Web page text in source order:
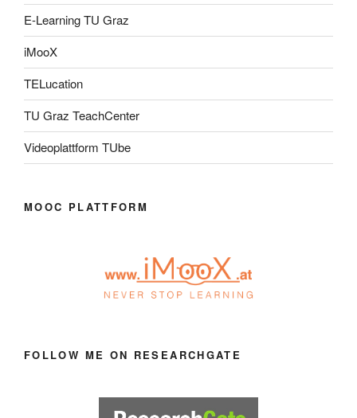
E-Learning TU Graz
iMooX
TELucation
TU Graz TeachCenter
Videoplattform TUbe
MOOC PLATTFORM
FOLLOW ME ON RESEARCHGATE